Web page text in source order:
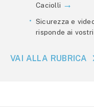
Caciolli
Sicurezza e
risponde ai
VAI ALLA RUBRICA